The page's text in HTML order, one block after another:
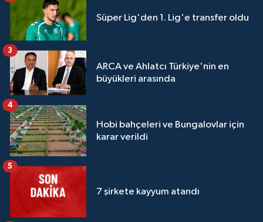
Süper Lig'den 1. Lig'e transfer oldu
ARCA ve Ahlatcı Türkiye'nin en
büyükleri arasında
3
Hobi bahçeleri ve Bungalovlar için
karar verildi
4
7 şirkete kayyum atandı
5